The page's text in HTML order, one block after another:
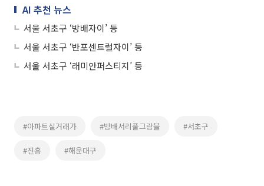
AI 추천 뉴스
서울 서초구 ‘방배자이’ 등
서울 서초구 ‘반포센트럴자이’ 등
서울 서초구 ‘래미안퍼스티지’ 등
#아파트실거래가 #방배서리풀그랑블 #서초구
#진흥 #해운대구